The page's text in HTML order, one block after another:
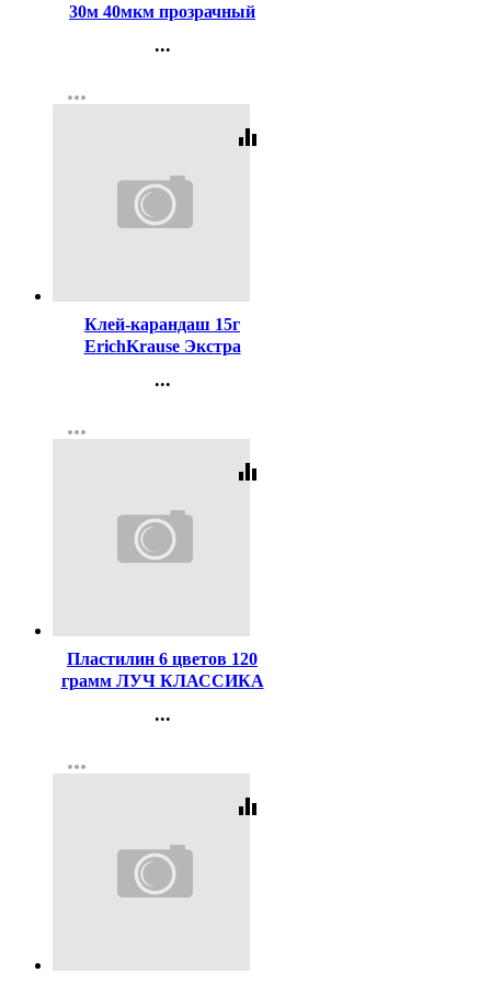
30м 40мкм прозрачный
...
Регистрация
more_horiz
equalizer
Клей-карандаш 15г
ErichKrause Экстра
...
Регистрация
more_horiz
equalizer
Пластилин 6 цветов 120
грамм ЛУЧ КЛАССИКА
коробка арт 12С878-08
...
Регистрация
more_horiz
equalizer